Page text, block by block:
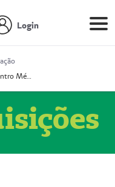
Login
Prestador Centro Médico Vitória Ltda, 51004350-4: Centro Médico Vitória Ltda (Nome Fantasia: Policlínica Master)